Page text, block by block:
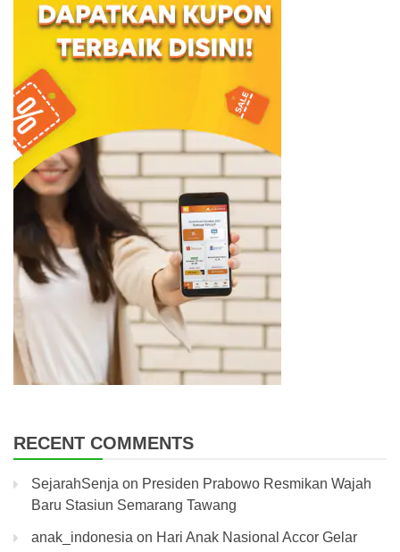
RECENT COMMENTS
SejarahSenja on Presiden Prabowo Resmikan Wajah
Baru Stasiun Semarang Tawang
anak_indonesia on Hari Anak Nasional Accor Gelar